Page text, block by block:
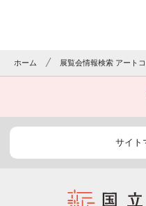
ホーム 展覧会情報検索 アート
サイト